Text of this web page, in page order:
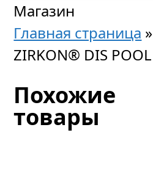
Магазин
Главная страница
ZIRKON® DIS POOL
Похожие
товары